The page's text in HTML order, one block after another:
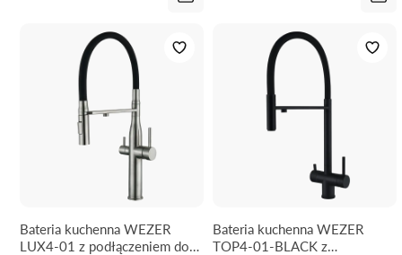
Bateria kuchenna WEZER
LUX4-01 z podłączeniem do
Bateria kuchenna WEZER
TOP4-01-BLACK z